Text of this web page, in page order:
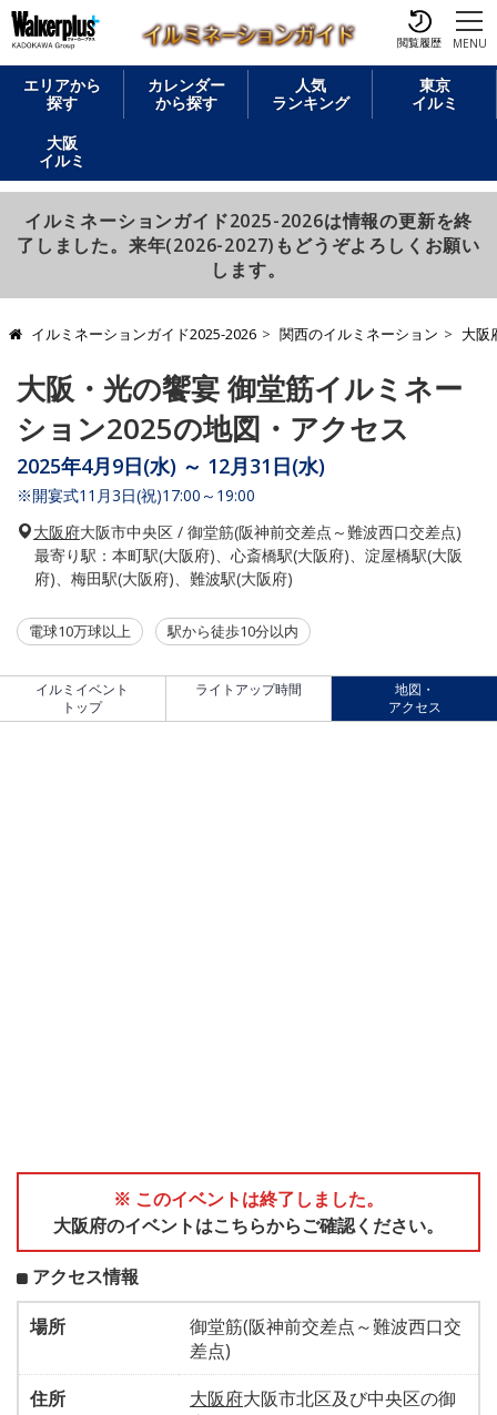
閲覧履歴 MENU
エリアから
探す
カレンダー
から探す
人気
ランキング
東京
イルミ
大阪
イルミ
イルミネーションガイド2025-2026は情報の更新を終
了しました。来年(2026-2027)もどうぞよろしくお願い
します。
イルミネーションガイド2025-2026 関西のイルミネーション 大阪
大阪・光の饗宴 御堂筋イルミネー
ション2025の地図・アクセス
2025年4月9日(水) ～ 12月31日(水)
※開宴式11月3日(祝)17:00～19:00
大阪府大阪市中央区 / 御堂筋(阪神前交差点～難波西口交差点)
最寄り駅：本町駅(大阪府)、心斎橋駅(大阪府)、淀屋橋駅(大阪
府)、梅田駅(大阪府)、難波駅(大阪府)
電球10万球以上 駅から徒歩10分以内
イルミイベント
トップ
ライトアップ時間
地図・
アクセス
※ このイベントは終了しました。
大阪府のイベントはこちらからご確認ください。
アクセス情報
場所
御堂筋(阪神前交差点～難波西口交
差点)
住所
大阪府大阪市北区及び中央区の御